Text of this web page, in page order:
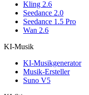
Kling 2.6
Seedance 2.0
Seedance 1.5 Pro
Wan 2.6
KI-Musik
KI-Musikgenerator
Musik-Ersteller
Suno V5